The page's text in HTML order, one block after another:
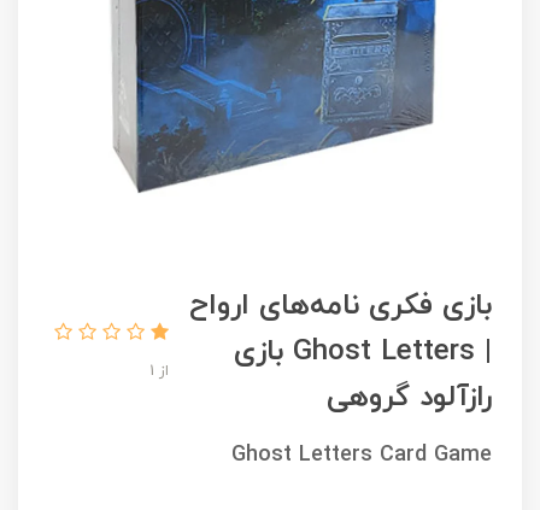
بازی فکری نامه‌های ارواح
| Ghost Letters بازی
رازآلود گروهی
از 1
Ghost Letters Card Game